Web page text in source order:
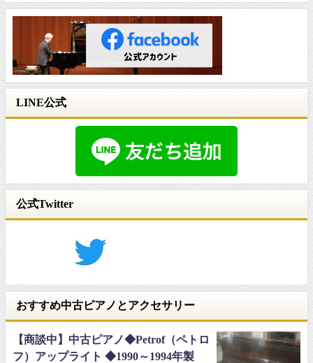
LINE公式
公式Twitter
おすすめ中古ピアノとアクセサリー
【商談中】中古ピアノ◆Petrof（ペトロ
フ）アップライト ◆1990～1994年製